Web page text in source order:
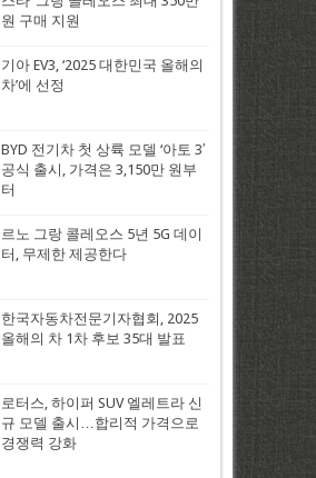
원 구매 지원
기아 EV3, ‘2025 대한민국 올해의
차’에 선정
BYD 전기차 첫 상륙 모델 ‘아토 3′
공식 출시, 가격은 3,150만 원부
터
르노 그랑 콜레오스 5년 5G 데이
터, 무제한 제공한다
한국자동차전문기자협회, 2025
올해의 차 1차 후보 35대 발표
로터스, 하이퍼 SUV 엘레트라 신
규 모델 출시…합리적 가격으로
경쟁력 강화